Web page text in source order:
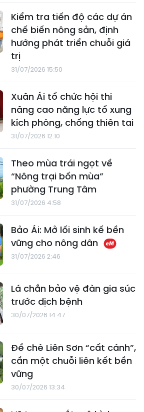
Kiểm tra tiến độ các dự án
chế biến nông sản, định
hướng phát triển chuỗi giá
trị
31/07/2026 15:50
Xuân Ái tổ chức hội thi
nâng cao năng lực tổ xung
kích phòng, chống thiên tai
31/07/2026 12:10
Theo mùa trái ngọt về
“Nông trại bốn mùa”
phường Trung Tâm
31/07/2026 4:58
Bảo Ái: Mở lối sinh kế bền
vững cho nông dân
31/07/2026 2:46
Lá chắn bảo vệ đàn gia súc
trước dịch bệnh
30/07/2026 14:47
Để chè Liên Sơn “cất cánh”,
cần một chuỗi liên kết bền
vững
30/07/2026 13:34